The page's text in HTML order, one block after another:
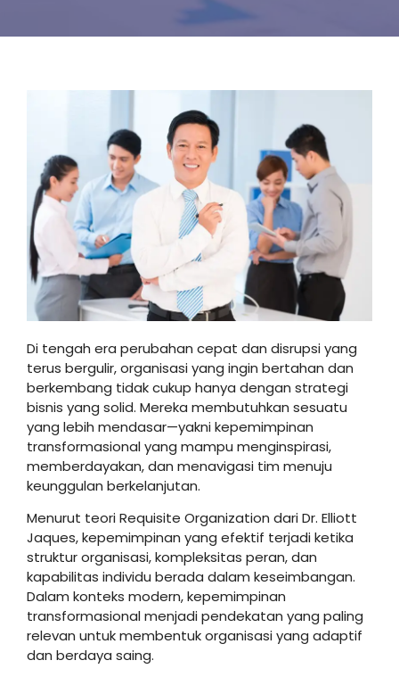
Di tengah era perubahan cepat dan disrupsi yang
terus bergulir, organisasi yang ingin bertahan dan
berkembang tidak cukup hanya dengan strategi
bisnis yang solid. Mereka membutuhkan sesuatu
yang lebih mendasar—yakni kepemimpinan
transformasional yang mampu menginspirasi,
memberdayakan, dan menavigasi tim menuju
keunggulan berkelanjutan.
Menurut teori Requisite Organization dari Dr. Elliott
Jaques, kepemimpinan yang efektif terjadi ketika
struktur organisasi, kompleksitas peran, dan
kapabilitas individu berada dalam keseimbangan.
Dalam konteks modern, kepemimpinan
transformasional menjadi pendekatan yang paling
relevan untuk membentuk organisasi yang adaptif
dan berdaya saing.